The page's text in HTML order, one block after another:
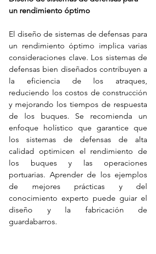
un rendimiento óptimo
El diseño de sistemas de defensas para
un rendimiento óptimo implica varias
consideraciones clave. Los sistemas de
defensas bien diseñados contribuyen a
la eficiencia de los atraques,
reduciendo los costos de construcción
y mejorando los tiempos de respuesta
de los buques. Se recomienda un
enfoque holístico que garantice que
los sistemas de defensas de alta
calidad optimicen el rendimiento de
los buques y las operaciones
portuarias. Aprender de los ejemplos
de mejores prácticas y del
conocimiento experto puede guiar el
diseño y la fabricación de
guardabarros.